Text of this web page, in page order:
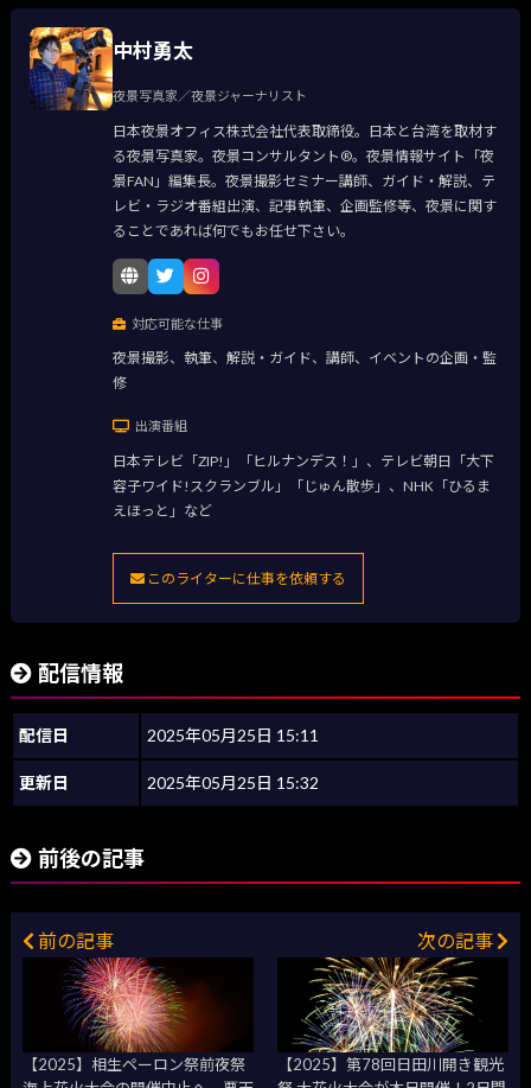
中村勇太
夜景写真家／夜景ジャーナリスト
日本夜景オフィス株式会社代表取締役。日本と台湾を取材す
る夜景写真家。夜景コンサルタント®。夜景情報サイト「夜
景FAN」編集長。夜景撮影セミナー講師、ガイド・解説、テ
レビ・ラジオ番組出演、記事執筆、企画監修等、夜景に関す
ることであれば何でもお任せ下さい。
対応可能な仕事
夜景撮影、執筆、解説・ガイド、講師、イベントの企画・監
修
出演番組
日本テレビ「ZIP!」「ヒルナンデス！」、テレビ朝日「大下
容子ワイド!スクランブル」「じゅん散歩」、NHK「ひるま
えほっと」など
このライターに仕事を依頼する
配信情報
配信日 2025年05月25日 15:11
更新日 2025年05月25日 15:32
前後の記事
前の記事
【2025】相生ペーロン祭前夜祭
次の記事
【2025】第78回日田川開き観光